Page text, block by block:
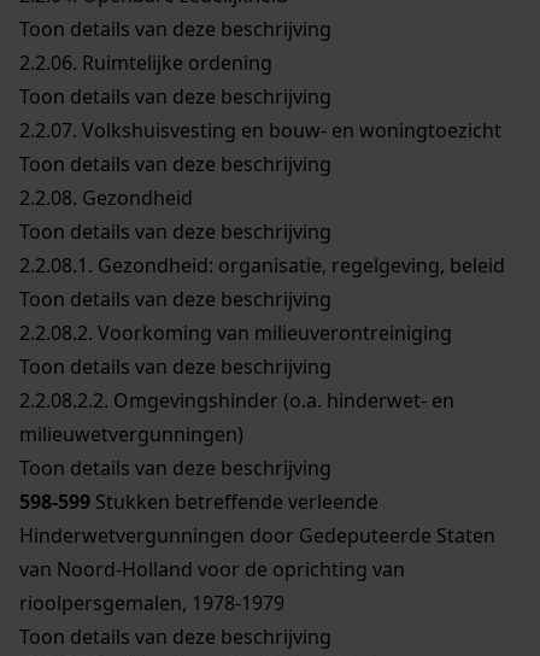
Toon details van deze beschrijving
2.2.06. Ruimtelijke ordening
Toon details van deze beschrijving
2.2.07. Volkshuisvesting en bouw- en woningtoezicht
Toon details van deze beschrijving
2.2.08. Gezondheid
Toon details van deze beschrijving
2.2.08.1. Gezondheid: organisatie, regelgeving, beleid
Toon details van deze beschrijving
2.2.08.2. Voorkoming van milieuverontreiniging
Toon details van deze beschrijving
2.2.08.2.2. Omgevingshinder (o.a. hinderwet- en
milieuwetvergunningen)
Toon details van deze beschrijving
598-599 Stukken betreffende verleende
Hinderwetvergunningen door Gedeputeerde Staten
van Noord-Holland voor de oprichting van
rioolpersgemalen, 1978-1979
Toon details van deze beschrijving